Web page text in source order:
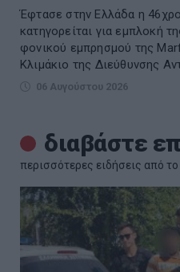
Έφτασε στην Ελλάδα η
κατηγορείται για εμπλοκή
φονικού εμπρησμού της
Κλιμάκιο της Διεύθυνσης
06 Αυγούστου 2026
διαβάστε
περισσότερες ειδήσεις από